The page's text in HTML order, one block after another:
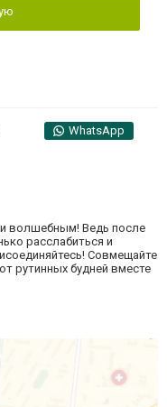
WhatsApp
волшебным! Ведь после
расслабиться и
Совмещайте
рутинных будней вместе